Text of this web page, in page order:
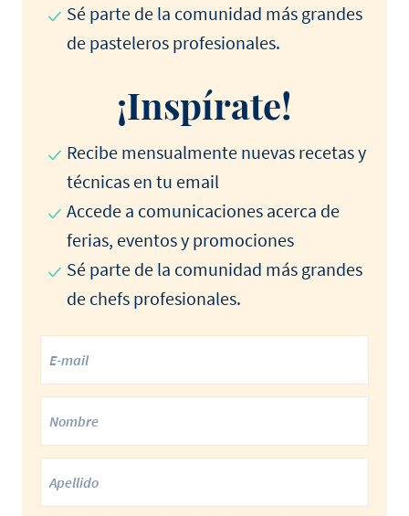
Sé parte de la comunidad más grandes
de pasteleros profesionales.
¡Inspírate!
Recibe mensualmente nuevas recetas y
técnicas en tu email
Accede a comunicaciones acerca de
ferias, eventos y promociones
Sé parte de la comunidad más grandes
de chefs profesionales.